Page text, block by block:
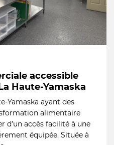
accessible
Haute-Yamaska
Yamaska ayant des
alimentaire
d’un accès facilité à une
équipée. Située à